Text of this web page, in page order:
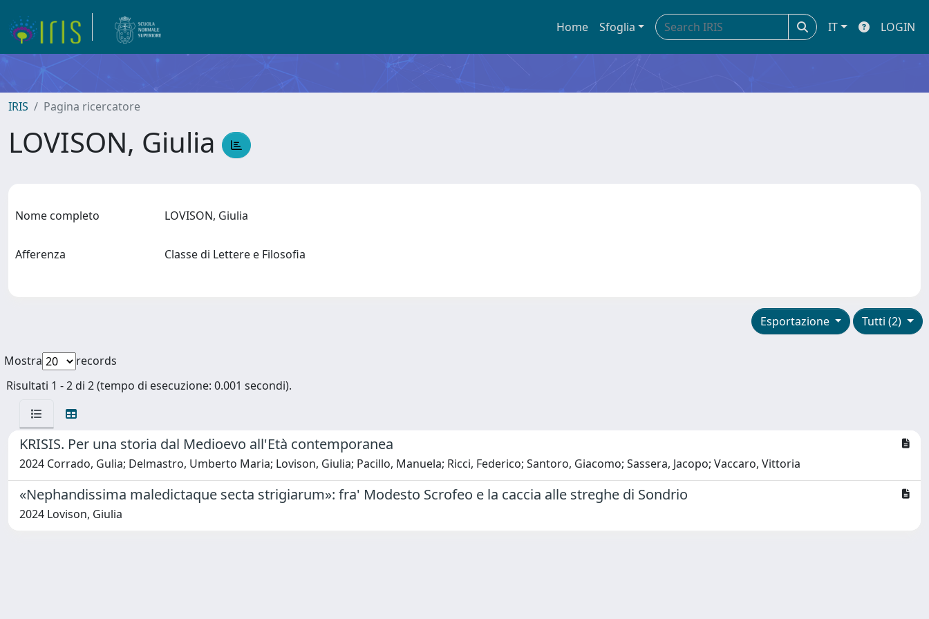
Home Sfoglia IT LOGIN
IRIS Pagina ricercatore
LOVISON, Giulia
Nome completo LOVISON, Giulia
Afferenza Classe di Lettere e Filosofia
Tutti (2)
Esportazione
Mostra
records
Risultati 1 - 2 di 2 (tempo di esecuzione: 0.001 secondi).
KRISIS. Per una storia dal Medioevo all'Età contemporanea
2024 Corrado, Gulia; Delmastro, Umberto Maria; Lovison, Giulia; Pacillo, Manuela; Ricci, Federico; Santoro, Giacomo; Sassera, Jacopo; Vaccaro, Vittoria
«Nephandissima maledictaque secta strigiarum»: fra' Modesto Scrofeo e la caccia alle streghe di Sondrio
2024 Lovison, Giulia